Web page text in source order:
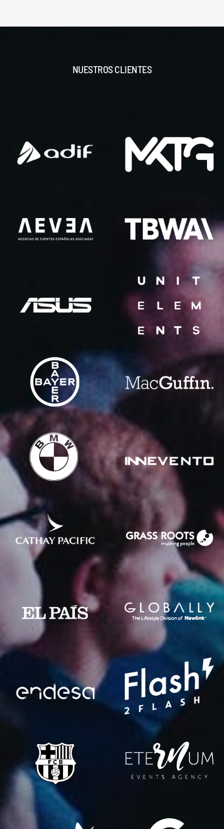
NUESTROS CLIENTES